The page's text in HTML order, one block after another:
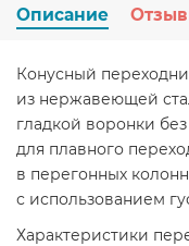
Описание
Конусный
из нержавеющей
гладкой воронки
для плавного
в перегонных
с использованием
Характеристики